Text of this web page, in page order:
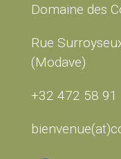
Domaine des
Rue
(Modave)
+32 472 58 91